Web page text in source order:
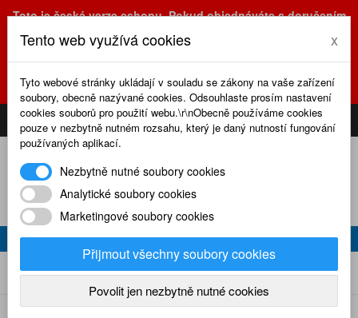
Toto je česká verze eshopu. Pokud objednáváte s doručením
(sk.eshop.rcrevue.cz - kliknutím na slovenskou vlajku)
POZOR ZMĚNA : výdejní místo a kancelář jsou nyní na adrese
Olšanská 3, Praha 3, tel. (+420) 222 723 388, 774 777 794.
CS
SK PŘIHLÁSIT KOŠÍK
RC REVUE 10/2021
Home Naše časopisy RC revue 2021 RC revue 10/2021
Tento web využívá cookies x
Tyto webové stránky ukládají v souladu se zákony na vaše zařízení
soubory, obecně nazývané cookies. Odsouhlaste prosím nastavení
cookies souborů pro použití webu.\r\nObecně používáme cookies
pouze v nezbytně nutném rozsahu, který je daný nutností fungování
používaných aplikací.
Nezbytně nutné soubory cookies
Analytické soubory cookies
Marketingové soubory cookies
Přijmout všechny soubory cookies
Povolit jen nezbytně nutné cookies